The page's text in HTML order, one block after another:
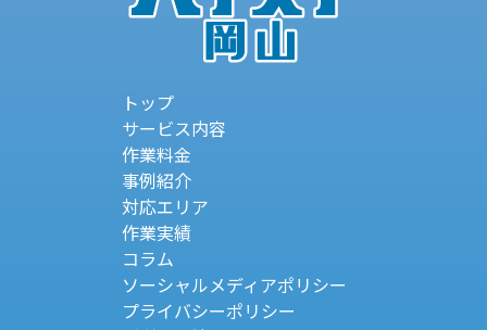
トップ
サービス内容
作業料金
事例紹介
対応エリア
作業実績
コラム
ソーシャルメディアポリシー
プライバシーポリシー